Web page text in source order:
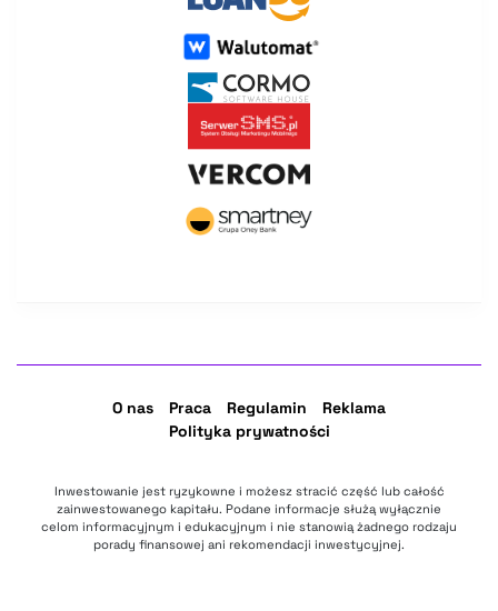
O nas Praca Regulamin
Reklama
Polityka prywatności
Inwestowanie jest ryzykowne i możesz stracić część lub całość
zainwestowanego kapitału. Podane informacje służą wyłącznie
celom informacyjnym i edukacyjnym i nie stanowią żadnego rodzaju
porady finansowej ani rekomendacji inwestycyjnej.